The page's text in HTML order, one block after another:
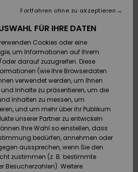
Accessoires
Schuhe&
Flip-Flops
Surf
Snow
Brandneu
Accessoires
Schuhe&
Flip-Flops
Surf
Snow
Brandneu
Brandneu
Highlights
Snow
Kinder
Highlights
Community
Snow Shop
Kinder
Snow Shop
Damen
Highlights
Community
KINDER
Outlet
Frauen
Retouren
Bezahlung
Geschenkkarte
Quiksilver
Freedom
Datenschutz
FÜR IHRE DATEN
Cookies oder eine
um Informationen auf Ihrem
darauf zuzugreifen. Diese
(wie Ihre Browserdaten
verwendet werden, um Ihnen
Inhalte zu präsentieren, um die
Inhalten zu messen, um
und um mehr über ihr Publikum
unserer Partner zu entwickeln
Ihre Wahl so einstellen, dass
bedürfen, annehmen oder
aussprechen, wenn Sie den
zustimmen (z. B. bestimmte
Besucherzahlen). Weitere
Fortfahren ohne zu akzeptieren